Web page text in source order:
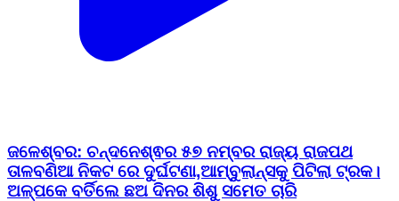
ଜଳେଶ୍ବର: ଚନ୍ଦନେଶ୍ଵର ୫୭ ନମ୍ବର ରାଜ୍ୟ ରାଜପଥ
ତାଳବଣିଆ ନିକଟ ରେ ଦୁର୍ଘଟଣା,ଆମ୍ବୁଲାନ୍ସକୁ ପିଟିଲା ଟ୍ରକ।
ଅଳ୍ପକେ ବର୍ତିଲେ ଛଅ ଦିନର ଶିଶୁ ସମେତ ଚାରି